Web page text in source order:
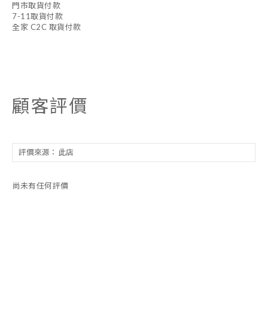
門市取貨付款
7-11取貨付款
全家 C2C 取貨付款
顧客評價
尚未有任何評價